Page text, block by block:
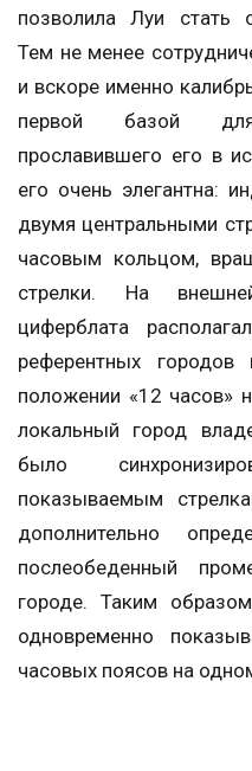
позволила Луи стать
Тем не менее
и вскоре именно
первой базой
прославившего его в
его очень элегантна:
двумя центральными
часовым кольцом,
стрелки. На
циферблата
референтных
положении «12 часов»
локальный город
было
показываемым
дополнительно
послеобеденный
городе. Таким
одновременно
часовых поясов на